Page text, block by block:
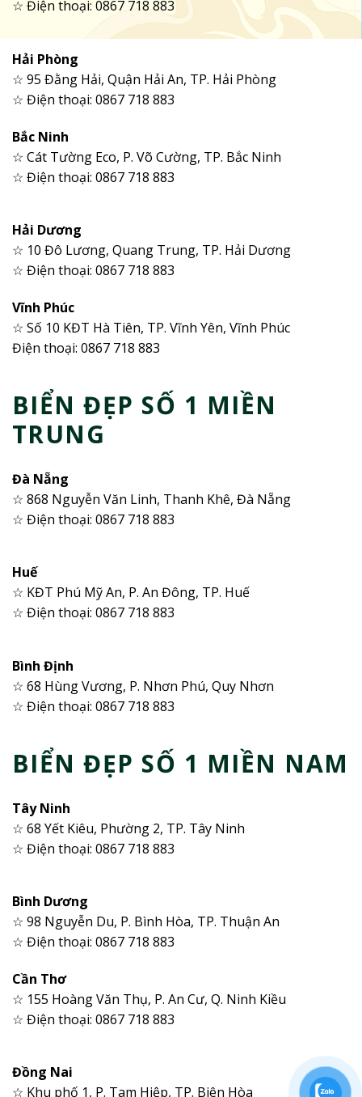
☆ Điện thoại: 0867 718 883
Hải Phòng
☆ 95 Đằng Hải, Quận Hải An, TP. Hải Phòng
☆ Điện thoại: 0867 718 883
Bắc Ninh
☆ Cát Tường Eco, P. Võ Cường, TP. Bắc Ninh
☆ Điện thoại: 0867 718 883
Hải Dương
☆ 10 Đô Lương, Quang Trung, TP. Hải Dương
☆ Điện thoại: 0867 718 883
Vĩnh Phúc
☆ Số 10 KĐT Hà Tiên, TP. Vĩnh Yên, Vĩnh Phúc
Điện thoại: 0867 718 883
BIỂN ĐẸP SỐ 1 MIỀN
TRUNG
Đà Nẵng
☆ 868 Nguyễn Văn Linh, Thanh Khê, Đà Nẵng
☆ Điện thoại: 0867 718 883
Huế
☆ KĐT Phú Mỹ An, P. An Đông, TP. Huế
☆ Điện thoại: 0867 718 883
Bình Định
☆ 68 Hùng Vương, P. Nhơn Phú, Quy Nhơn
☆ Điện thoại: 0867 718 883
BIỂN ĐẸP SỐ 1 MIỀN NAM
Tây Ninh
☆ 68 Yết Kiêu, Phường 2, TP. Tây Ninh
☆ Điện thoại: 0867 718 883
Bình Dương
☆ 98 Nguyễn Du, P. Bình Hòa, TP. Thuận An
☆ Điện thoại: 0867 718 883
Cần Thơ
☆ 155 Hoàng Văn Thụ, P. An Cư, Q. Ninh Kiều
☆ Điện thoại: 0867 718 883
Đồng Nai
☆ Khu phố 1, P. Tam Hiệp, TP. Biên Hòa